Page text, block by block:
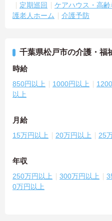
定期巡回
ケアハウス・高
護老人ホーム
介護予防
千葉県松戸市の介護・福
時給
850円以上 1000円以上
以上
月給
15万円以上 20万円以上 25
年収
250万円以上 300万円以上
0万円以上